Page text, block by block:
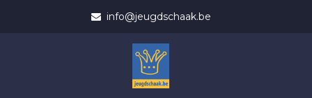
info@jeugdschaak.be